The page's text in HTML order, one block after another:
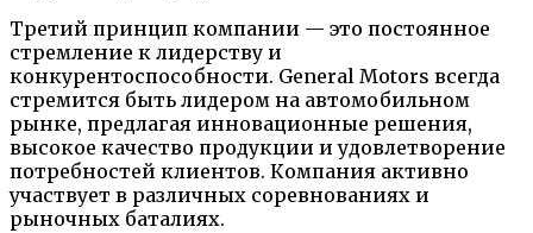
Третий принцип компании — это постоянное
стремление к лидерству и
конкурентоспособности. General Motors всегда
стремится быть лидером на автомобильном
рынке, предлагая инновационные решения,
высокое качество продукции и удовлетворение
потребностей клиентов. Компания активно
участвует в различных соревнованиях и
рыночных баталиях.